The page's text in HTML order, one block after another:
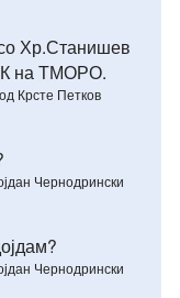
Хр.Станишев
на ТМОРО.
Крсте Петков
Чернодрински
Чернодрински